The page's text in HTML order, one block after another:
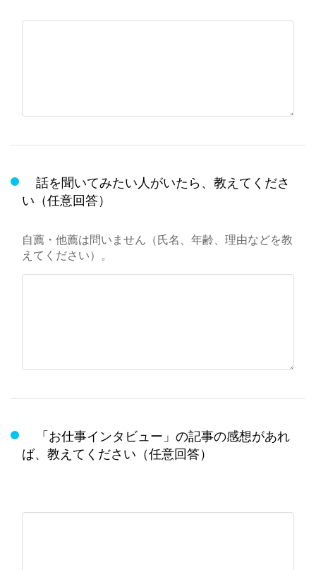
話を聞いてみたい人がいたら、教えてくださ
い（任意回答）
自薦・他薦は問いません（氏名、年齢、理由などを教
えてください）。
「お仕事インタビュー」の記事の感想があれ
ば、教えてください（任意回答）